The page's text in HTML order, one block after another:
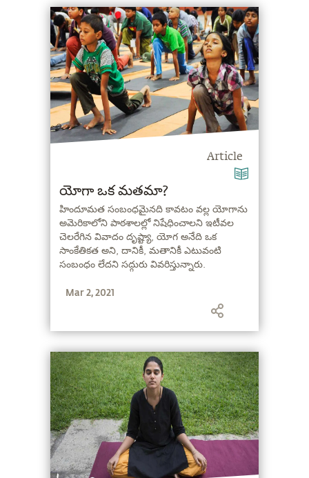
Article
యోగా ఒక మతమా?
హిందూమత సంబంధమైనది కావటం వల్ల యోగాను
అమెరికాలోని పాఠశాలల్లో నిషేధించాలని ఇటీవల
చెలరేగిన వివాదం దృష్ట్యా, యోగ అనేది ఒక
సాంకేతికత అని, దానికీ, మతానికీ ఎటువంటి
సంబంధం లేదని సద్గురు వివరిస్తున్నారు.
Mar 2, 2021